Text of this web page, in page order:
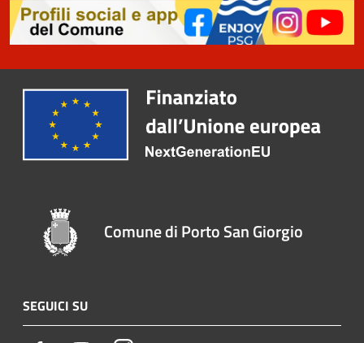
Comune di Porto San Giorgio
SEGUICI SU